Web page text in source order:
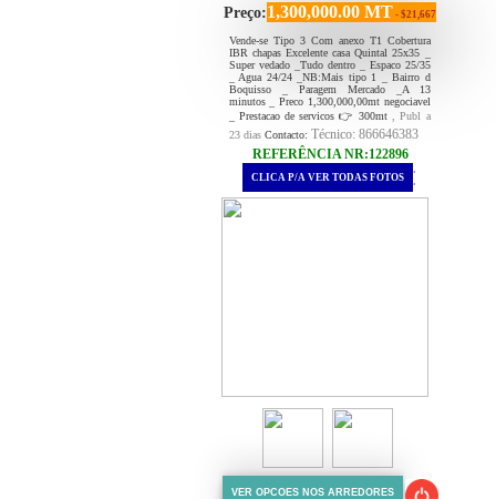
Preço:1,300,000.00 MT - $21,667
Vende-se Tipo 3 Com anexo T1 Cobertura
IBR chapas Excelente casa Quintal 25x35 _
Super vedado _Tudo dentro _ Espaco 25/35
_ Agua 24/24 _NB:Mais tipo 1 _ Bairro d
Boquisso _ Paragem Mercado _A 13
minutos _ Preco 1,300,000,00mt negociavel
_ Prestacao de servicos 👉 300mt
, Publ a
23 diasContacto: Técnico: 866646383
REFERÊNCIA NR:122896
.
CLICA P/A VER TODAS FOTOS .
VER OPCOES NOS ARREDORES